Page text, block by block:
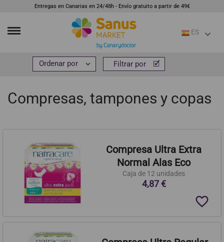
Entregas en Canarias en 24/48h - Envío gratuito a partir de 49€
ES
Cosmética e higiene
Higiene íntima
Compresas, tampones y copas
Compresas, tampones y copas
 Filtrar por
Compresa Ultra Extra
Normal Alas Eco
Caja de 12 unidades
4,87 €
favorite_border
 Filtrar por